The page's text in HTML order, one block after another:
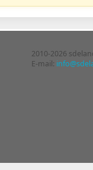
2010-2026
E-mail: